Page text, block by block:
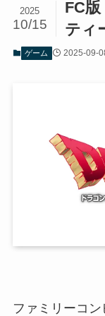
FC
ティ
2025
10/15
ゲーム 2025-09-
ファミリーコ